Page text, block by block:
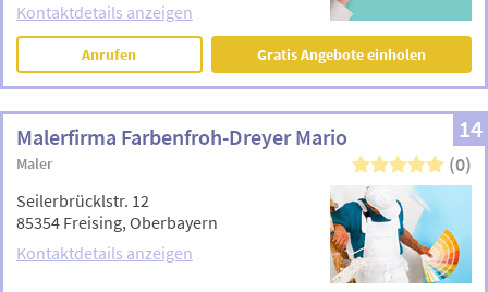
Kontaktdetails anzeigen
Anrufen Gratis Angebote einholen
14
Malerfirma Farbenfroh-Dreyer Mario
Maler (0)
Seilerbrücklstr. 12
85354 Freising, Oberbayern
Kontaktdetails anzeigen